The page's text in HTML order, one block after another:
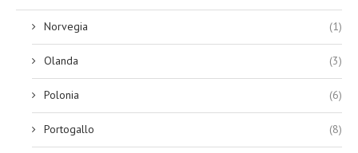
Norvegia (1)
Olanda (3)
Polonia (6)
Portogallo (8)